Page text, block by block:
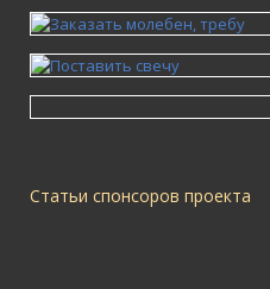
Статьи спонсоров проекта